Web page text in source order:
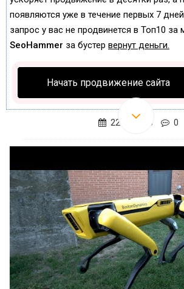
появляются уже в течение первых 7
запрос у вас не продвинется в Топ10 за
SeoHammer за бустер вернут деньги.
Начать продвижение сайта
22.01.2018 0